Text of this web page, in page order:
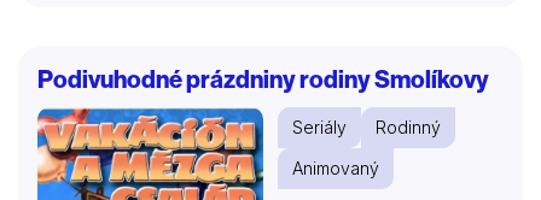
rozhodnout a ukončit mnohdy vleklé soudní spory. Po
vyslechnutí svědků a shrnutí všech dostupných
informací nastává společná porada, po které
následuje závěrečný rozsudek.
Podivuhodné prázdniny rodiny Smolíkovy
Seriály
Rodinný
Animovaný